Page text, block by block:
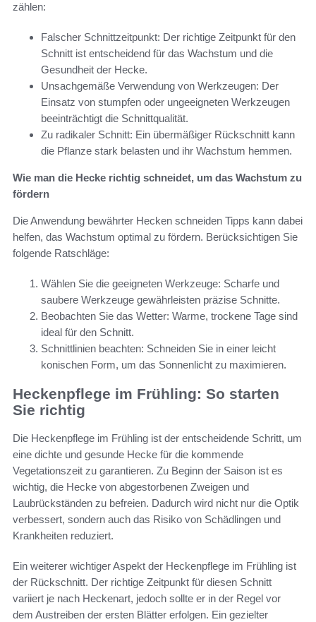
zählen:
Falscher Schnittzeitpunkt: Der richtige Zeitpunkt für den
Schnitt ist entscheidend für das Wachstum und die
Gesundheit der Hecke.
Unsachgemäße Verwendung von Werkzeugen: Der
Einsatz von stumpfen oder ungeeigneten Werkzeugen
beeinträchtigt die Schnittqualität.
Zu radikaler Schnitt: Ein übermäßiger Rückschnitt kann
die Pflanze stark belasten und ihr Wachstum hemmen.
Wie man die Hecke richtig schneidet, um das Wachstum zu
fördern
Die Anwendung bewährter Hecken schneiden Tipps kann dabei
helfen, das Wachstum optimal zu fördern. Berücksichtigen Sie
folgende Ratschläge:
Wählen Sie die geeigneten Werkzeuge: Scharfe und
saubere Werkzeuge gewährleisten präzise Schnitte.
Beobachten Sie das Wetter: Warme, trockene Tage sind
ideal für den Schnitt.
Schnittlinien beachten: Schneiden Sie in einer leicht
konischen Form, um das Sonnenlicht zu maximieren.
Heckenpflege im Frühling: So starten
Sie richtig
Die Heckenpflege im Frühling ist der entscheidende Schritt, um
eine dichte und gesunde Hecke für die kommende
Vegetationszeit zu garantieren. Zu Beginn der Saison ist es
wichtig, die Hecke von abgestorbenen Zweigen und
Laubrückständen zu befreien. Dadurch wird nicht nur die Optik
verbessert, sondern auch das Risiko von Schädlingen und
Krankheiten reduziert.
Ein weiterer wichtiger Aspekt der Heckenpflege im Frühling ist
der Rückschnitt. Der richtige Zeitpunkt für diesen Schnitt
variiert je nach Heckenart, jedoch sollte er in der Regel vor
dem Austreiben der ersten Blätter erfolgen. Ein gezielter